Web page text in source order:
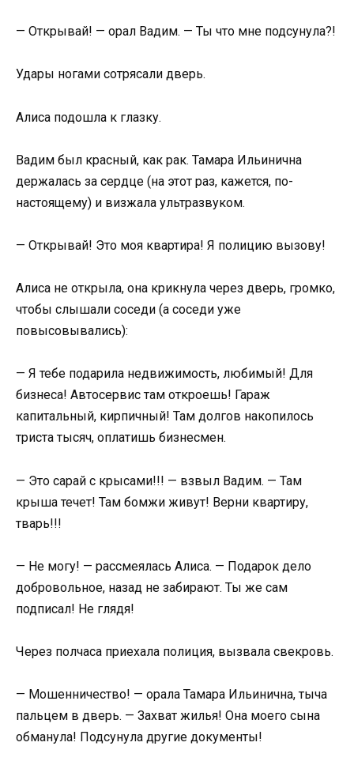
— Открывай! — орал Вадим. — Ты что мне подсунула?!
Удары ногами сотрясали дверь.
Алиса подошла к глазку.
Вадим был красный, как рак. Тамара Ильинична
держалась за сердце (на этот раз, кажется, по-
настоящему) и визжала ультразвуком.
— Открывай! Это моя квартира! Я полицию вызову!
Алиса не открыла, она крикнула через дверь, громко,
чтобы слышали соседи (а соседи уже
повысовывались):
— Я тебе подарила недвижимость, любимый! Для
бизнеса! Автосервис там откроешь! Гараж
капитальный, кирпичный! Там долгов накопилось
триста тысяч, оплатишь бизнесмен.
— Это сарай с крысами!!! — взвыл Вадим. — Там
крыша течет! Там бомжи живут! Верни квартиру,
тварь!!!
— Не могу! — рассмеялась Алиса. — Подарок дело
добровольное, назад не забирают. Ты же сам
подписал! Не глядя!
Через полчаса приехала полиция, вызвала свекровь.
— Мошенничество! — орала Тамара Ильинична, тыча
пальцем в дверь. — Захват жилья! Она моего сына
обманула! Подсунула другие документы!